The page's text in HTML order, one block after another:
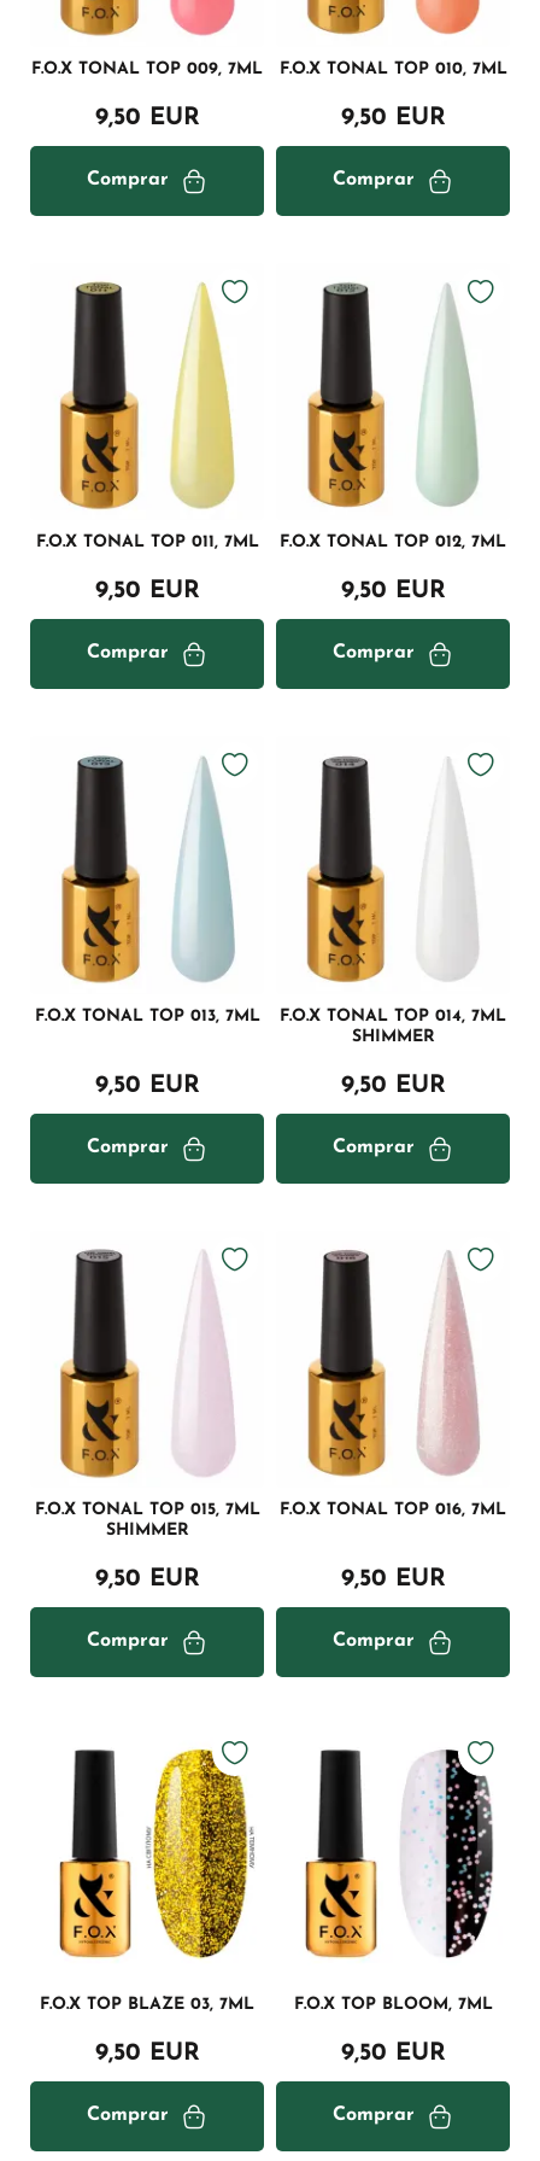
F.O.X TONAL TOP 009, 7ML
9,50 EUR
Comprar
F.O.X TONAL TOP 010, 7ML
9,50 EUR
Comprar
F.O.X TONAL TOP 011, 7ML
9,50 EUR
Comprar
F.O.X TONAL TOP 012, 7ML
9,50 EUR
Comprar
F.O.X TONAL TOP 013, 7ML
9,50 EUR
Comprar
F.O.X TONAL TOP 014, 7ML
SHIMMER
9,50 EUR
Comprar
F.O.X TONAL TOP 015, 7ML
SHIMMER
9,50 EUR
Comprar
F.O.X TONAL TOP 016, 7ML
9,50 EUR
Comprar
F.O.X TOP BLAZE 03, 7ML
9,50 EUR
Comprar
F.O.X TOP BLOOM, 7ML
9,50 EUR
Comprar